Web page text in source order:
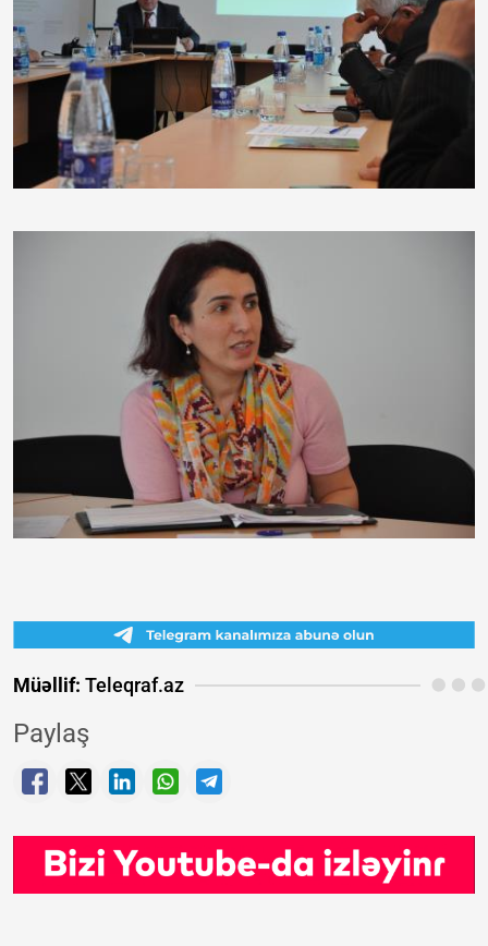
Müəllif: Teleqraf.az
Paylaş